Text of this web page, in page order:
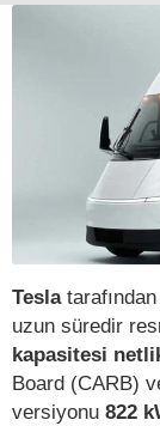
Tesla
uzun süredir
kapasitesi
Board (CARB)
versiyonu 822